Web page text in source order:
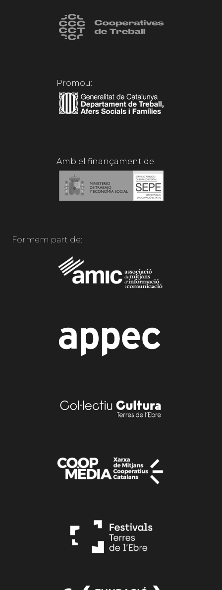
Promou:
Amb el finançament de:
Formem part de: